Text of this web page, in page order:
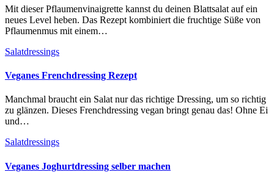
Mit dieser Pflaumenvinaigrette kannst du deinen Blattsalat auf ein
neues Level heben. Das Rezept kombiniert die fruchtige Süße von
Pflaumenmus mit einem…
Salatdressings
Veganes Frenchdressing Rezept
Manchmal braucht ein Salat nur das richtige Dressing, um so richtig
zu glänzen. Dieses Frenchdressing vegan bringt genau das! Ohne Ei
und…
Salatdressings
Veganes Joghurtdressing selber machen